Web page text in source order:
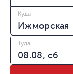
Куда
Туда